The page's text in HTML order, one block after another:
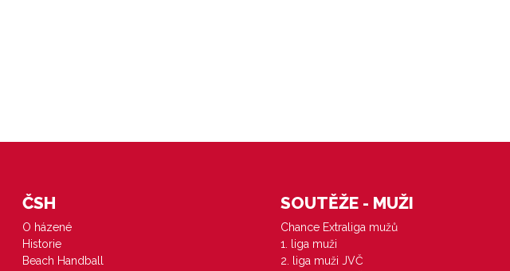
ČSH
O házené
Historie
Beach Handball
SOUTĚŽE - MUŽI
Chance Extraliga mužů
1. liga muži
2. liga muži JVČ